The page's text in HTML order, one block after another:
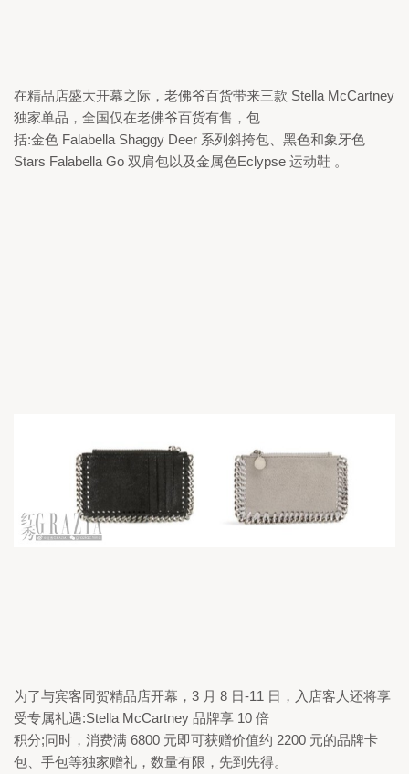
在精品店盛大开幕之际，老佛爷百货带来三款
独家单品，全国仅在老佛爷百货有售，包
括:金色 Falabella Shaggy Deer
Stars Falabella Go 双肩包以及金属色Eclypse 运动鞋 。
为了与宾客同贺精品店开幕， 3 月 8 日-11 日，入店客人还将享
受专属礼遇:Stella McCartney 品牌享 10 倍
积分;同时，消费满 6800 元即可获赠价值约 2200 元的品牌卡
包、手包等独家赠礼，数量有限，先到先得。